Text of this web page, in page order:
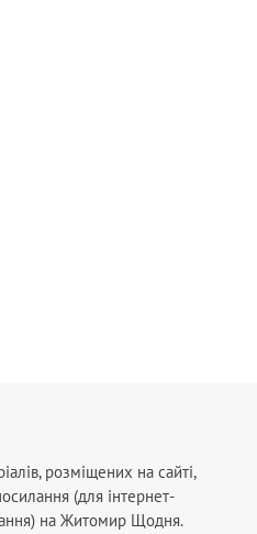
розміщених на сайті,
(для інтернет-
на Житомир Щодня.